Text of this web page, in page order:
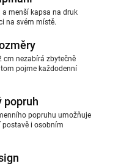
a menší kapsa na druk
na svém místě.
cm nezabírá zbytečně
pojme každodenní
popruh
popruhu umožňuje
i osobním